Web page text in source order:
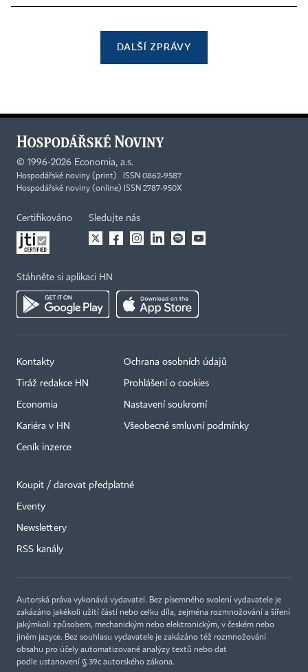
DALŠÍ ZPRÁVY
© 1996-2026 Economia, a.s.
Hospodářské noviny (print) ISSN 0862-9587
Hospodářské noviny (online) ISSN 2787-950X
Certifikováno Sledujte nás
Stáhněte si aplikaci HN
Kontakty
Tiráž redakce HN
Economia
Kariéra v HN
Ceník inzerce
Ochrana osobních údajů
Prohlášení o cookies
Nastavení soukromí
Všeobecné smluvní podmínky
Koupit / darovat předplatné
Eventy
Newslettery
RSS kanály
Autorská práva vykonává vydavatel. Bez písemného svolení vydavatele je
zakázáno jakékoli užití částí nebo celku díla, zejména rozmnožování a šíření
jakýmkoli způsobem, mechanickým nebo elektronickým, v českém nebo
jiném jazyce. Bez souhlasu vydavatele je zakázáno též rozmnožování
obsahu pro účely automatizované analýzy textů nebo dat
podle ustanovení § 39c autorského zákona.